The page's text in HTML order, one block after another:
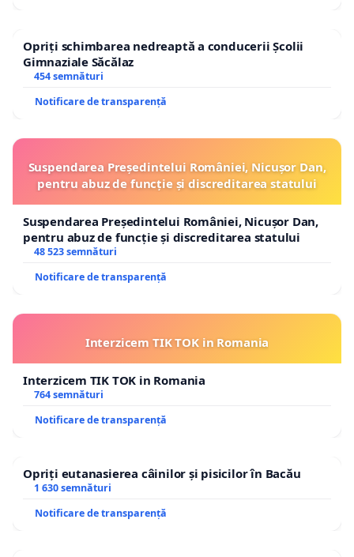
Opriți schimbarea nedreaptă a conducerii Școlii
Gimnaziale Săcălaz
454 semnături
Notificare de transparență
Suspendarea Președintelui României, Nicușor Dan,
pentru abuz de funcție și discreditarea statului
Suspendarea Președintelui României, Nicușor Dan,
pentru abuz de funcție și discreditarea statului
48 523 semnături
Notificare de transparență
Interzicem TIK TOK in Romania
Interzicem TIK TOK in Romania
764 semnături
Notificare de transparență
Opriți eutanasierea câinilor și pisicilor în Bacău
1 630 semnături
Notificare de transparență